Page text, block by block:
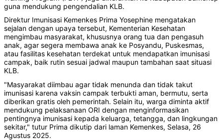
guna mendukung pengendalian KLB.
Direktur Imunisasi Kemenkes Prima Yosephine mengatakan
sejalan dengan upaya tersebut, Kementerian Kesehatan
mengimbau masyarakat, khususnya orang tua dan pengasuh
anak, agar segera membawa anak ke Posyandu, Puskesmas,
atau fasilitas kesehatan terdekat untuk mendapatkan imunisasi
campak, baik rutin sesuai jadwal maupun tambahan saat situasi
KLB.
"Masyarakat diimbau agar tidak menunda dan tidak takut
imunisasi karena vaksin campak terbukti aman, bermutu, serta
diberikan gratis oleh pemerintah. Selain itu, warga diminta aktif
mendukung pelaksanaan ORI dengan menginformasikan
pentingnya imunisasi kepada keluarga, tetangga, dan lingkungan
sekitar," tutur Prima dikutip dari laman Kemenkes, Selasa, 26
Agustus 2025.